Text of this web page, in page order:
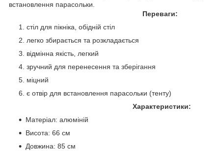
встановлення парасольки.
Переваги:
стіл для пікніка, обідній стіл
легко збирається та розкладається
відмінна якість, легкий
зручний для перенесення та зберігання
міцний
є отвір для встановлення парасольки (тенту)
Характеристики:
Матеріал: алюміній
Висота: 66 см
Довжина: 85 см